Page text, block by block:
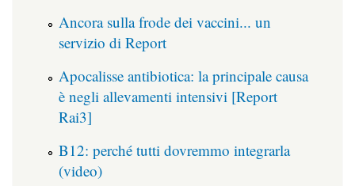
Ancora sulla frode dei vaccini... un
servizio di Report
Apocalisse antibiotica: la principale causa
è negli allevamenti intensivi [Report
Rai3]
B12: perché tutti dovremmo integrarla
(video)